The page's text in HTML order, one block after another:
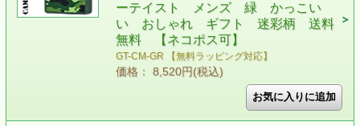
ーテイスト メンズ 緑 かっこい
い おしゃれ ギフト 迷彩柄 送料
無料 【ネコポス可】
GT-CM-GR 【無料ラッピング対応】
価格： 8,520円(税込)